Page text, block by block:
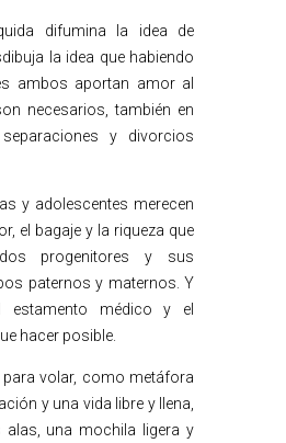
difumina la idea de
la idea que habiendo
ambos aportan amor al
necesarios, también en
y divorcios
y adolescentes merecen
el bagaje y la riqueza que
progenitores y sus
paternos y maternos. Y
estamento médico y el
hacer posible.
para volar, como metáfora
y una vida libre y llena,
alas, una mochila ligera y